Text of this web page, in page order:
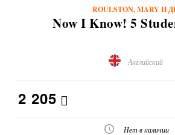
ROULSTON, MARY И
Now I Know! 5
Английский
2 205
Нет в наличии